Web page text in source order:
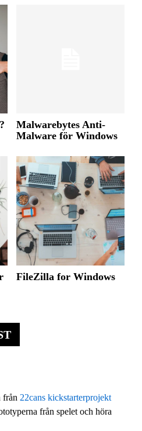
från 22cans kickstarterprojekt
från spelet och höra
Malwarebytes Anti-
Malware för Windows
FileZilla for Windows